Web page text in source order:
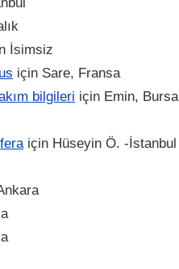
İsimsiz
için Sare, Fransa
bilgileri için Emin, Bursa
için Hüseyin Ö. -İstanbul